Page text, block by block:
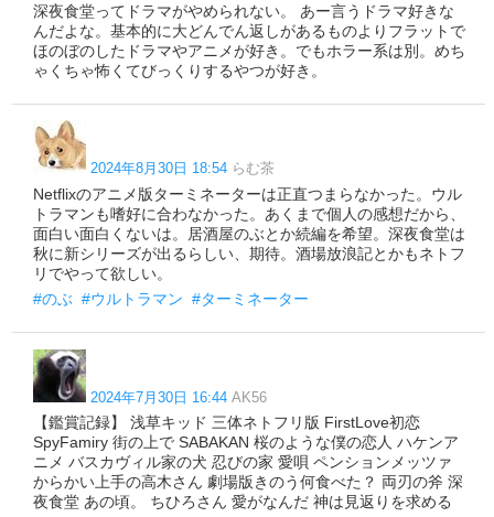
深夜食堂ってドラマがやめられない。 あー言うドラマ好きな
んだよな。基本的に大どんでん返しがあるものよりフラットで
ほのぼのしたドラマやアニメが好き。でもホラー系は別。めち
ゃくちゃ怖くてびっくりするやつが好き。
2024年8月30日 18:54 らむ茶
Netflixのアニメ版ターミネーターは正直つまらなかった。ウル
トラマンも嗜好に合わなかった。あくまで個人の感想だから、
面白い面白くないは。居酒屋のぶとか続編を希望。深夜食堂は
秋に新シリーズが出るらしい、期待。酒場放浪記とかもネトフ
リでやって欲しい。
#のぶ #ウルトラマン #ターミネーター
2024年7月30日 16:44 AK56
【鑑賞記録】 浅草キッド 三体ネトフリ版 FirstLove初恋
SpyFamiry 街の上で SABAKAN 桜のような僕の恋人 ハケンア
ニメ バスカヴィル家の犬 忍びの家 愛唄 ペンションメッツァ
からかい上手の高木さん 劇場版きのう何食べた？ 両刃の斧 深
夜食堂 あの頃。 ちひろさん 愛がなんだ 神は見返りを求める